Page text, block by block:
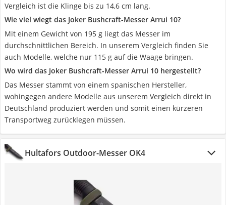
Vergleich ist die Klinge bis zu 14,6 cm lang.
Wie viel wiegt das Joker Bushcraft-Messer Arrui 10?
Mit einem Gewicht von 195 g liegt das Messer im
durchschnittlichen Bereich. In unserem Vergleich finden Sie
auch Modelle, welche nur 115 g auf die Waage bringen.
Wo wird das Joker Bushcraft-Messer Arrui 10 hergestellt?
Das Messer stammt von einem spanischen Hersteller,
wohingegen andere Modelle aus unserem Vergleich direkt in
Deutschland produziert werden und somit einen kürzeren
Transportweg zurücklegen müssen.
Hultafors Outdoor-Messer OK4